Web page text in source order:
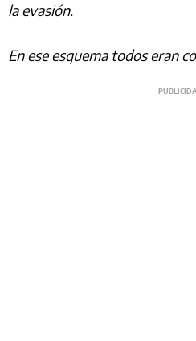
la evasión.
En ese esquema todos eran